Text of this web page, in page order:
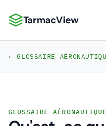
TarmacView : Analyses
TarmacView
← GLOSSAIRE
GLOSSAIRE AÉRONAUTIQUE